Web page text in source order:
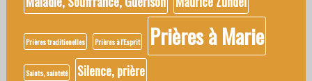
Prières traditionelles Prières à l'Esprit Prières à Marie
Saints, sainteté Silence, prière